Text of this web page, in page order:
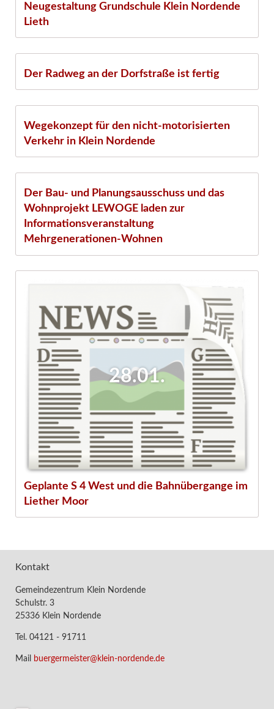
Neugestaltung Grundschule Klein Nordende
Lieth
Der Radweg an der Dorfstraße ist fertig
Wegekonzept für den nicht-motorisierten
Verkehr in Klein Nordende
Der Bau- und Planungsausschuss und das
Wohnprojekt LEWOGE laden zur
Informationsveranstaltung
Mehrgenerationen-Wohnen
28.01.
Geplante S 4 West und die Bahnübergange im
Liether Moor
Kontakt
Gemeindezentrum Klein Nordende
Schulstr. 3
25336 Klein Nordende
Tel. 04121 - 91711
Mail buergermeister@klein-nordende.de